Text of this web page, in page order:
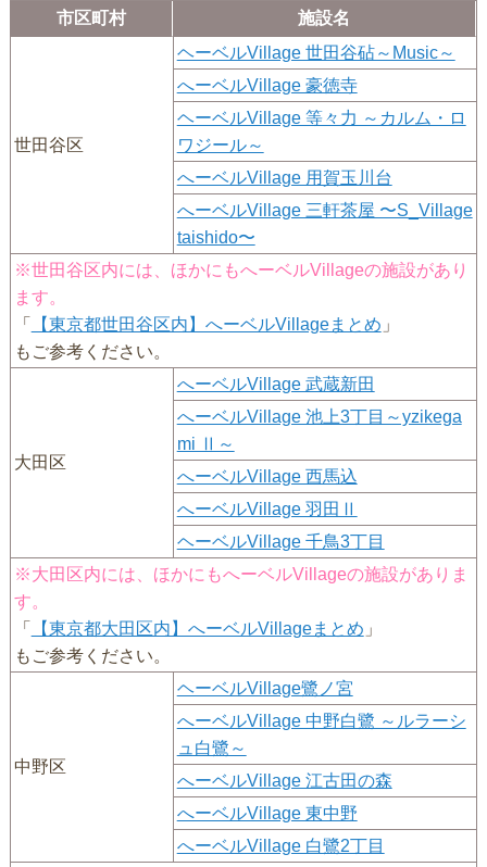
市区町村 施設名
世田谷区
ヘーベルVillage 世田谷砧～Music～
へーベルVillage 豪徳寺
ヘーベルVillage 等々力 ～カルム・ロ
ワジール～
へーベルVillage 用賀玉川台
へーベルVillage 三軒茶屋 〜S_Village
taishido〜
※世田谷区内には、ほかにもへーベルVillageの施設があり
ます。
「
【東京都世田谷区内】へーベルVillageまとめ 」
もご参考ください。
大田区
へーベルVillage 武蔵新田
へーベルVillage 池上3丁目～yzikega
mi Ⅱ～
へーベルVillage 西馬込
へーベルVillage 羽田Ⅱ
ヘーベルVillage 千鳥3丁目
※大田区内には、ほかにもへーベルVillageの施設がありま
す。
「
【東京都大田区内】へーベルVillageまとめ 」
もご参考ください。
中野区
ヘーベルVillage鷺ノ宮
へーベルVillage 中野白鷺 ～ルラーシ
ュ白鷺～
へーベルVillage 江古田の森
へーベルVillage 東中野
へーベルVillage 白鷺2丁目